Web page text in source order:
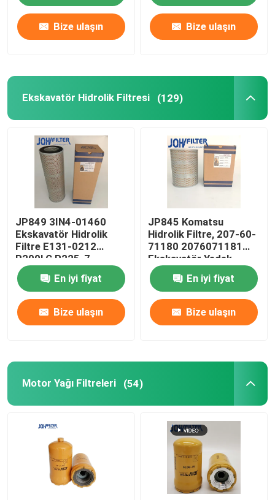
Bize ulaşın Bize ulaşın
Ekskavatör Hidrolik Filtresi (129)
JP849 3IN4-01460
Ekskavatör Hidrolik
Filtre E131-0212
R200LC R225-7
R280LC için
En iyi fiyat
Bize ulaşın
JP845 Komatsu
Hidrolik Filtre, 207-60-
71180 2076071181
Ekskavatör Yedek
Parçaları
En iyi fiyat
Bize ulaşın
Motor Yağı Filtreleri (54)